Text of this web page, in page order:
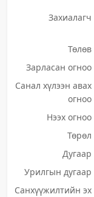
Захиалагч
Төлөв
Зарласан огноо
Санал хүлээн авах
огноо
Нээх огноо
Төрөл
Дугаар
Урилгын дугаар
Санхүүжилтийн эх